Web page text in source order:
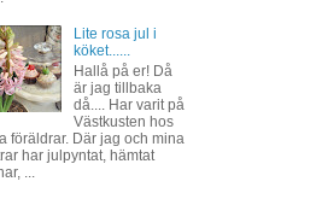
Lite rosa jul i
köket......
Hallå på er! Då
är jag tillbaka
då.... Har varit på
Västkusten hos
föräldrar. Där jag och mina
har julpyntat, hämtat
...